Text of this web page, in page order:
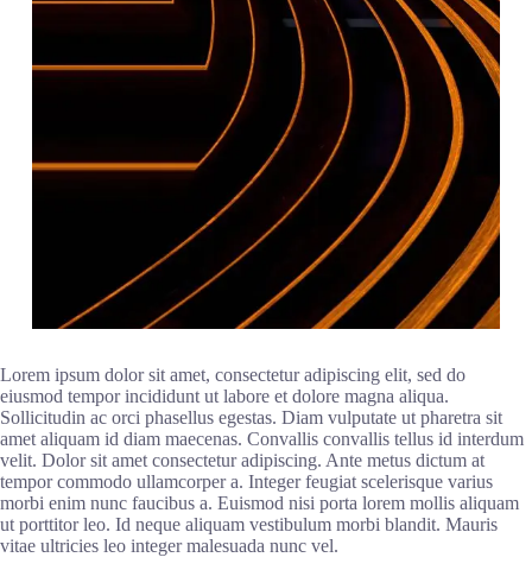
Lorem ipsum dolor sit amet, consectetur adipiscing elit, sed do
eiusmod tempor incididunt ut labore et dolore magna aliqua.
Sollicitudin ac orci phasellus egestas. Diam vulputate ut pharetra sit
amet aliquam id diam maecenas. Convallis convallis tellus id interdum
velit. Dolor sit amet consectetur adipiscing. Ante metus dictum at
tempor commodo ullamcorper a. Integer feugiat scelerisque varius
morbi enim nunc faucibus a. Euismod nisi porta lorem mollis aliquam
ut porttitor leo. Id neque aliquam vestibulum morbi blandit. Mauris
vitae ultricies leo integer malesuada nunc vel.